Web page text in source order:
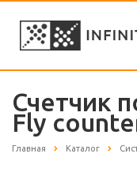
Счетчик
Fly
Главная Каталог